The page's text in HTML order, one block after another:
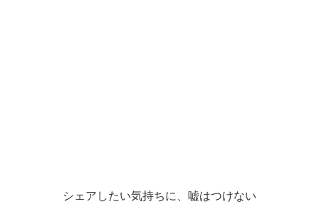
シェアしたい気持ちに、嘘はつけない